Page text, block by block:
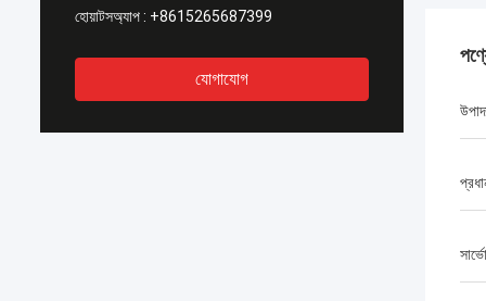
হোয়াটসঅ্যাপ : +8615265687399
যোগাযোগ